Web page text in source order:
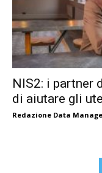
NIS2: i partner
di aiutare gli
Redazione Data